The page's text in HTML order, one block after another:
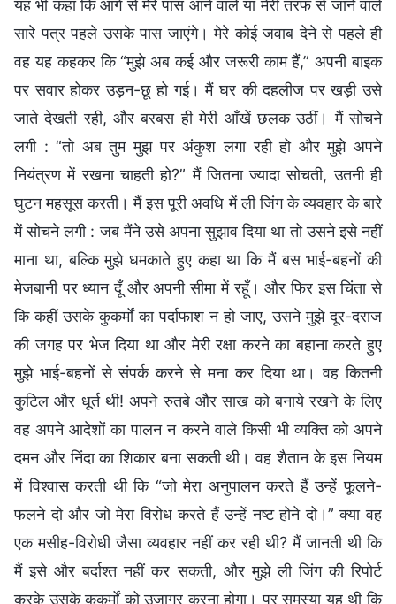
यह भी कहा कि आगे से मेरे पास आने वाले या मेरी तरफ से जाने वाले
सारे पत्र पहले उसके पास जाएंगे। मेरे कोई जवाब देने से पहले ही
वह यह कहकर कि “मुझे अब कई और जरूरी काम हैं,” अपनी बाइक
पर सवार होकर उड़न-छू हो गई। मैं घर की दहलीज पर खड़ी उसे
जाते देखती रही, और बरबस ही मेरी आँखें छलक उठीं। मैं सोचने
लगी : “तो अब तुम मुझ पर अंकुश लगा रही हो और मुझे अपने
नियंत्रण में रखना चाहती हो?” मैं जितना ज्यादा सोचती, उतनी ही
घुटन महसूस करती। मैं इस पूरी अवधि में ली जिंग के व्यवहार के बारे
में सोचने लगी : जब मैंने उसे अपना सुझाव दिया था तो उसने इसे नहीं
माना था, बल्कि मुझे धमकाते हुए कहा था कि मैं बस भाई-बहनों की
मेजबानी पर ध्यान दूँ और अपनी सीमा में रहूँ। और फिर इस चिंता से
कि कहीं उसके कुकर्मों का पर्दाफाश न हो जाए, उसने मुझे दूर-दराज
की जगह पर भेज दिया था और मेरी रक्षा करने का बहाना करते हुए
मुझे भाई-बहनों से संपर्क करने से मना कर दिया था। वह कितनी
कुटिल और धूर्त थी! अपने रुतबे और साख को बनाये रखने के लिए
वह अपने आदेशों का पालन न करने वाले किसी भी व्यक्ति को अपने
दमन और निंदा का शिकार बना सकती थी। वह शैतान के इस नियम
में विश्वास करती थी कि “जो मेरा अनुपालन करते हैं उन्हें फूलने-
फलने दो और जो मेरा विरोध करते हैं उन्हें नष्ट होने दो।” क्या वह
एक मसीह-विरोधी जैसा व्यवहार नहीं कर रही थी? मैं जानती थी कि
मैं इसे और बर्दाश्त नहीं कर सकती, और मुझे ली जिंग की रिपोर्ट
करके उसके कुकर्मों को उजागर करना होगा। पर समस्या यह थी कि